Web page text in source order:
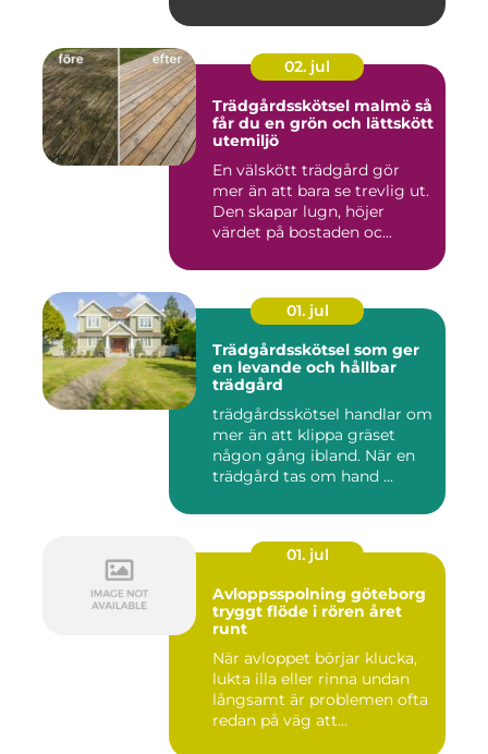
02. jul
Trädgårdsskötsel malmö så
får du en grön och lättskött
utemiljö
En välskött trädgård gör
mer än att bara se trevlig ut.
Den skapar lugn, höjer
värdet på bostaden oc...
01. jul
Trädgårdsskötsel som ger
en levande och hållbar
trädgård
trädgårdsskötsel handlar om
mer än att klippa gräset
någon gång ibland. När en
trädgård tas om hand ...
01. jul
Avloppsspolning göteborg
tryggt flöde i rören året
runt
När avloppet börjar klucka,
lukta illa eller rinna undan
långsamt är problemen ofta
redan på väg att...